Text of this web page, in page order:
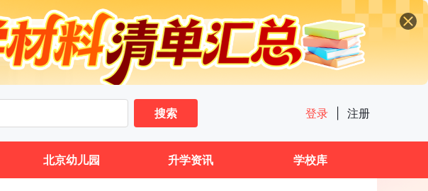
搜索
登录 注册
北京幼儿园 升学资讯 学校库